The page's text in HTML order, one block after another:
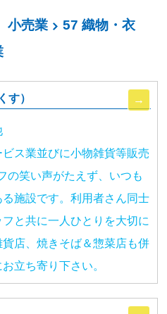
小売業
57 織物・衣
す）
ビス業並びに小物雑貨等販売
の笑い声がたえず、いつも
施設です。利用者さん同士
と共に一人ひとりを大切に
店、焼きそば＆惣菜店も併
立ち寄り下さい。